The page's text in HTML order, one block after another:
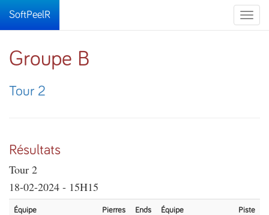
Toggle
SoftPeelR
Groupe B
Tour 2
Résultats
Tour 2
18-02-2024 - 15H15
Équipe Pierres Ends Équipe Piste